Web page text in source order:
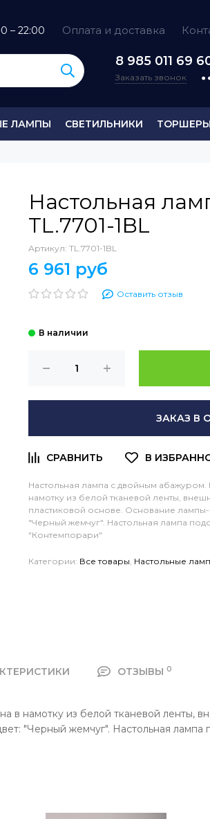
– 22:00 Оплата и доставка
8 985 011 69
Заказать звонок
ЛАМПЫ СВЕТИЛЬНИКИ ТОРШЕРЫ
Настольная
TL.7701-1BL
Артикул: TL.7701-1BL
6 961 руб
Оставить отзыв
ЗАКАЗ В
Настольная лампа с двойным
намотку из белой тканевой ленты,
пластиковой основе. Основание
"Черный жемчуг". Настольная лампа
"Контемпорари"
Категории: Все товары Настольные
ОТЗЫВЫ 0
намотку из белой тканевой ленты,
"Черный жемчуг". Настольная